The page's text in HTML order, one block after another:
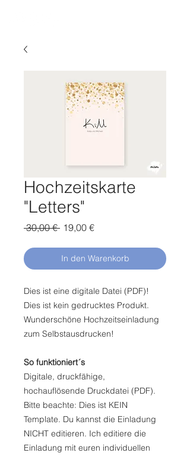
Hochzeitskarte
"Letters"
30,00 € Standardpreis
19,00 €Sale-
In den Warenkorb
Dies ist eine digitale Datei (PDF)!
Dies ist kein gedrucktes Produkt.
Wunderschöne Hochzeitseinladung
zum Selbstausdrucken!
So funktioniert´s
Digitale, druckfähige,
hochauflösende Druckdatei (PDF).
Bitte beachte: Dies ist KEIN
Template. Du kannst die Einladung
NICHT editieren. Ich editiere die
Einladung mit euren individuellen